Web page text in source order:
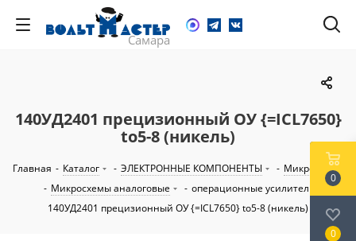
140УД2401 прецизионный ОУ {=ICL7650}
to5-8 (никель)
Главная - Каталог - ЭЛЕКТРОННЫЕ КОМПОНЕНТЫ - Микросхемы
- Микросхемы аналоговые - операционные усилители
140УД2401 прецизионный ОУ {=ICL7650} to5-8 (никель)
0
0